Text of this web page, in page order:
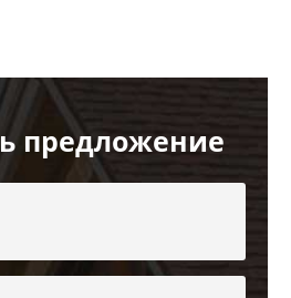
предложение